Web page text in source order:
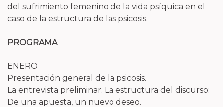
del sufrimiento femenino de la vida psíquica en el
caso de la estructura de las psicosis.
PROGRAMA
ENERO
Presentación general de la psicosis.
La entrevista preliminar. La estructura del discurso:
De una apuesta, un nuevo deseo.